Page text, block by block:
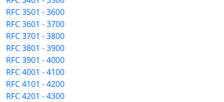
RFC 3501 - 3600
RFC 3601 - 3700
RFC 3701 - 3800
RFC 3801 - 3900
RFC 3901 - 4000
RFC 4001 - 4100
RFC 4101 - 4200
RFC 4201 - 4300